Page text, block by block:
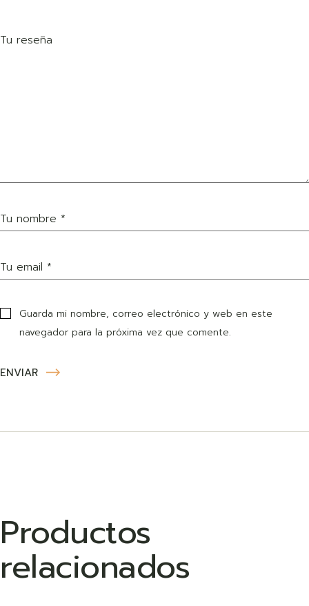
Guarda mi nombre, correo electrónico y web en este
navegador para la próxima vez que comente.
ENVIAR
Productos
relacionados